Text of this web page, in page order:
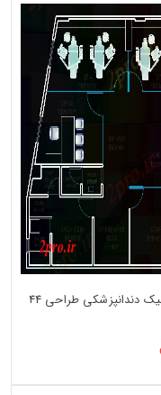
دانلود نقشه بیمارستان - درمانگاه - کلینیک کلینیک دندانپزشکی طراحی 44